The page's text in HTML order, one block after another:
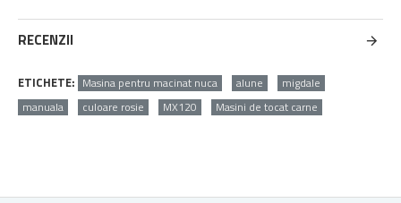
RECENZII
ETICHETE: Masina pentru macinat nuca alune
migdale
manuala
culoare rosie MX120 Masini de tocat carne